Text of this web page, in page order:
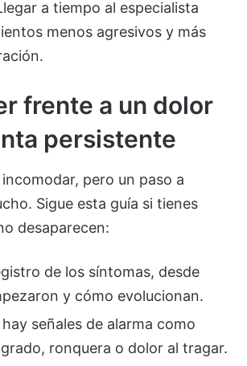
a tiempo al especialista
menos agresivos y más
frente a un dolor
persistente
pero un paso a
Sigue esta guía si tienes
desaparecen:
de los síntomas, desde
y cómo evolucionan.
señales de alarma como
ronquera o dolor al tragar.